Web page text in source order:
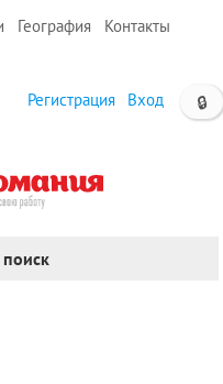
География
Контакты
🔒
Регистрация Вход